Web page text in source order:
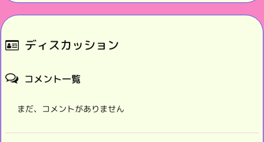
ディスカッション
コメント一覧
まだ、コメントがありません